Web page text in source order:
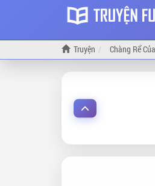
Truyện Chàng Rể